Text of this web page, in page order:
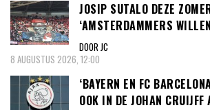
JOSIP SUTALO DEZE
‘AMSTERDAMMERS
DOOR JC
8 AUGUSTUS 2026, 12:00
‘BAYERN EN FC
OOK IN DE JOHAN CRUIJFF